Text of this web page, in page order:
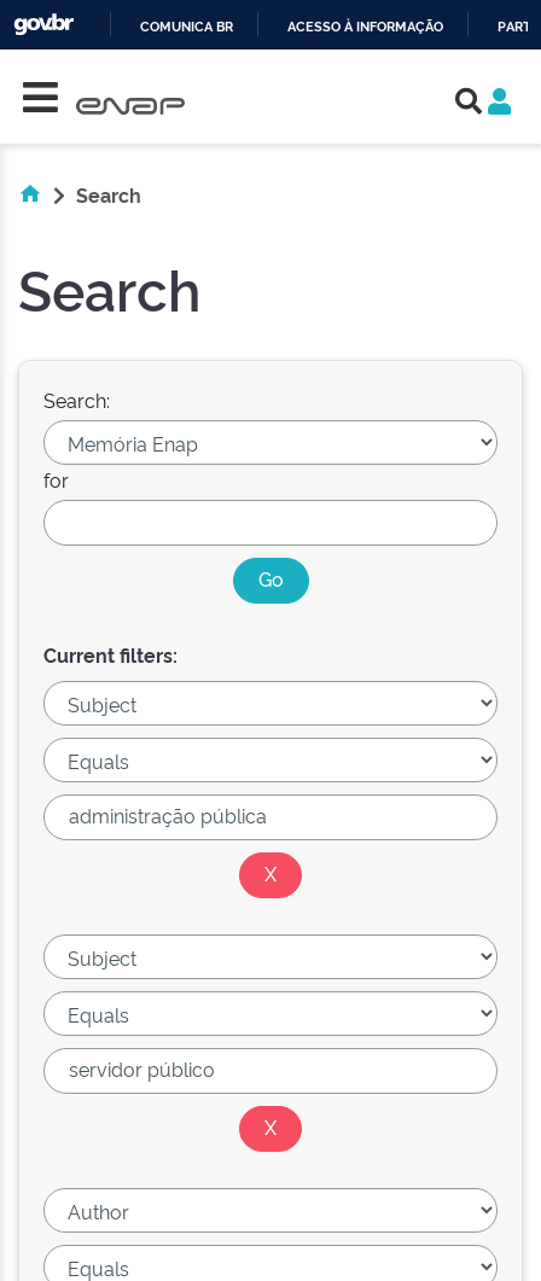
COMUNICA BR ACESSO À INFORMAÇÃO
Search
Search
Search:
for
Current filters: